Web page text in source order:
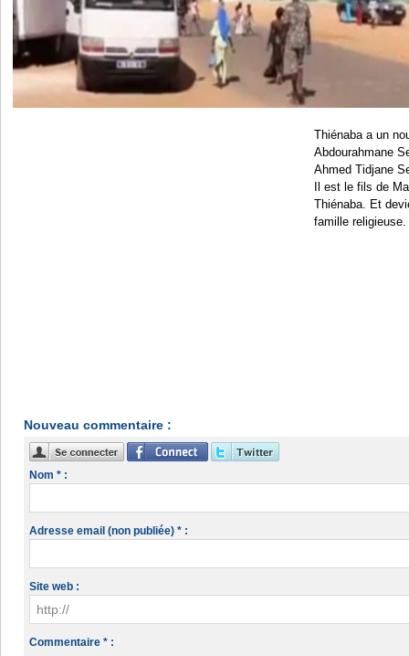
Thiénaba a un
Abdourahmane
Ahmed Tidjane
Il est le fils de
Thiénaba. Et
famille religieuse.
Nouveau commentaire :
Nom * :
Adresse email (non publiée) * :
Site web :
Commentaire * :